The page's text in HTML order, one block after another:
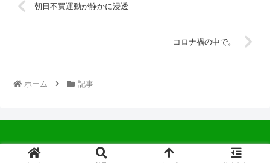
朝日不買運動が静かに浸透
コロナ禍の中で。
ホーム 記事
© 2022 中広会長ブログ.